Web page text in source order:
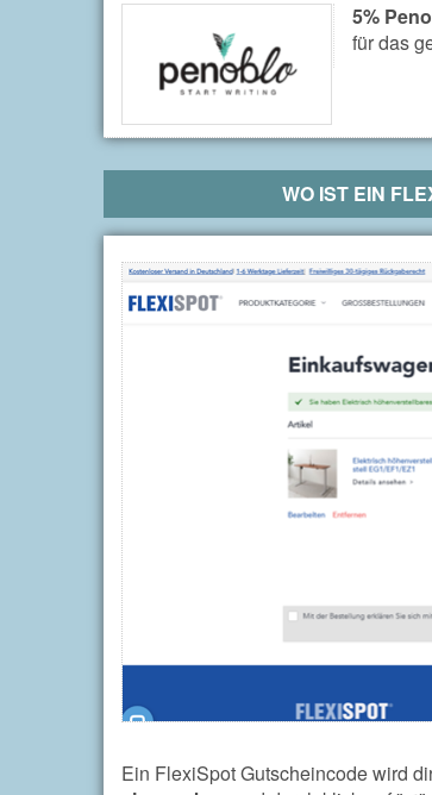
5%
für das
WO IST EIN
Ein FlexiSpot Gutscheincode wird